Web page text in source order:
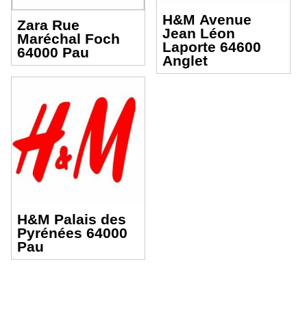
Zara Rue
Maréchal Foch
64000 Pau
H&M Palais des
Pyrénées 64000
Pau
H&M Avenue
Jean Léon
Laporte 64600
Anglet